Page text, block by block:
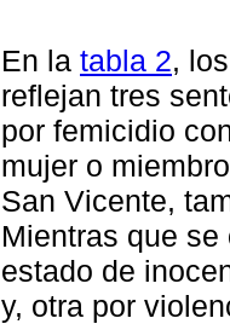
En la tabla 2,
reflejan tres
por femicidio
mujer o
San Vicente,
Mientras que
estado de
y, otra por